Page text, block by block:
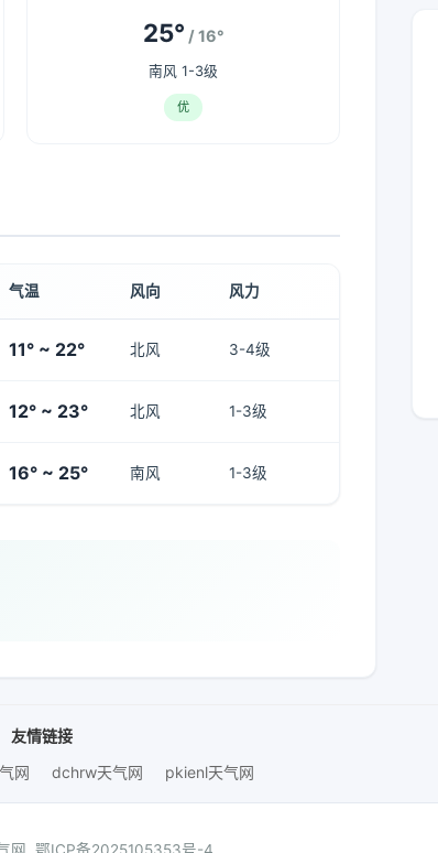
25° / 16°
南风 1-3级
优
气温 风向 风力
11° ~ 22° 北风 3-4级
12° ~ 23° 北风 1-3级
16° ~ 25° 南风 1-3级
友情链接
网 dchrw天气网 pkienl天气网